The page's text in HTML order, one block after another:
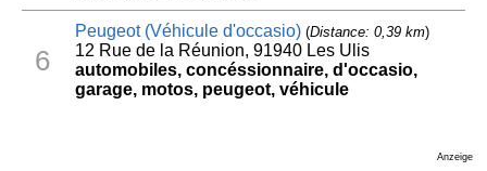
6
Peugeot (Véhicule d'occasio)(Distance: 0,39 km)
12 Rue de la Réunion, 91940 Les Ulis
automobiles, concéssionnaire, d'occasio,
garage, motos, peugeot, véhicule
Anzeige